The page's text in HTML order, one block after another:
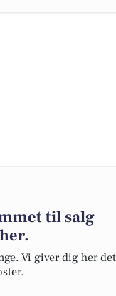
til salg
Vi giver dig her det